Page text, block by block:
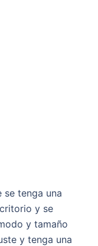
se tenga una
y se
y tamaño
y tenga una